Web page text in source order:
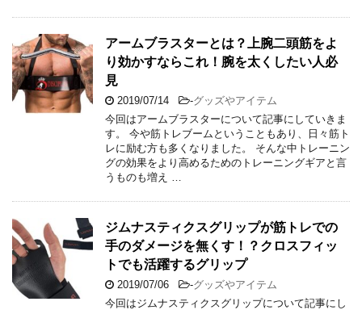
アームブラスターとは？上腕二頭筋をよ
り効かすならこれ！腕を太くしたい人必
見
2019/07/14 -グッズやアイテム
今回はアームブラスターについて記事にしていきま
す。 今や筋トレブームということもあり、日々筋ト
レに励む方も多くなりました。 そんな中トレーニン
グの効果をより高めるためのトレーニングギアと言
うものも増え …
ジムナスティクスグリップが筋トレでの
手のダメージを無くす！？クロスフィッ
トでも活躍するグリップ
2019/07/06 -グッズやアイテム
今回はジムナスティクスグリップについて記事にし